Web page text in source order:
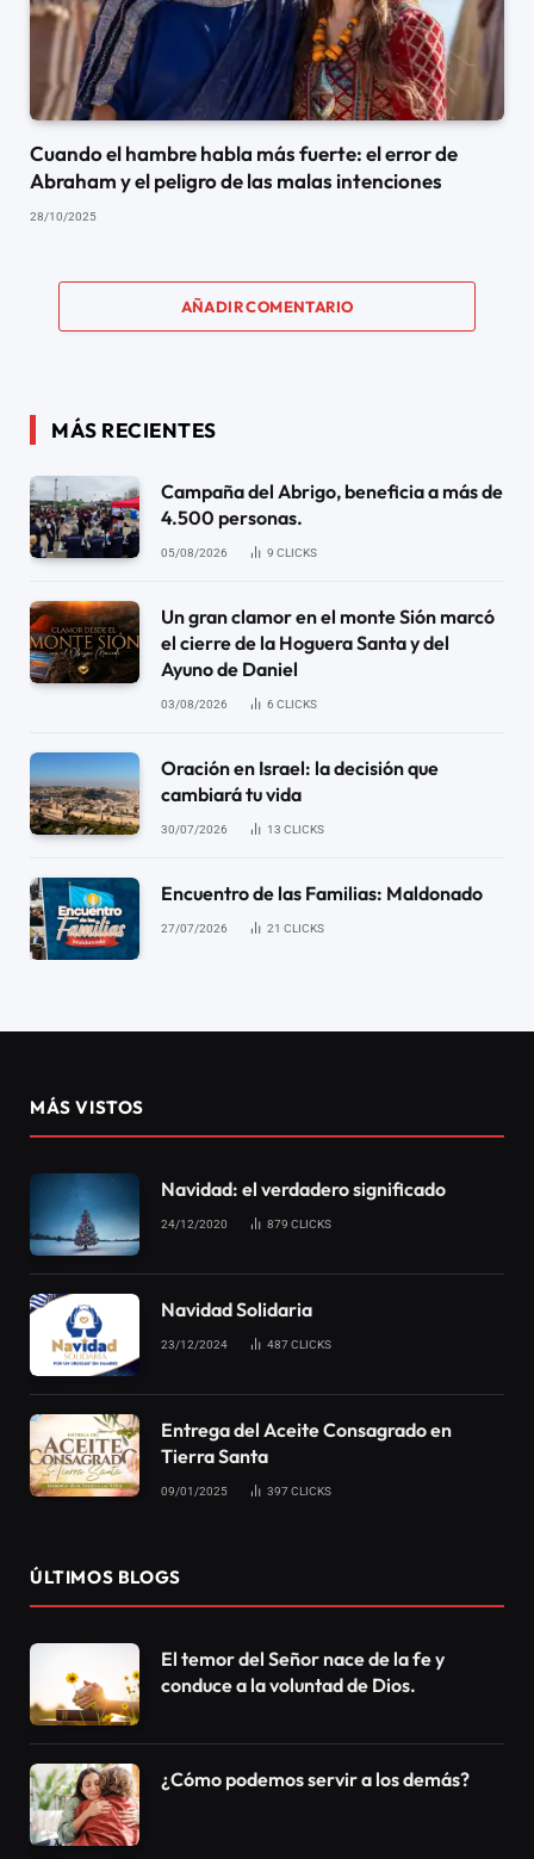
Cuando el hambre habla más fuerte: el error de
Abraham y el peligro de las malas intenciones
28/10/2025
AÑADIR COMENTARIO
MÁS RECIENTES
Campaña del Abrigo, beneficia a más de
4.500 personas.
05/08/2026 9 CLICKS
Un gran clamor en el monte Sión marcó
el cierre de la Hoguera Santa y del
Ayuno de Daniel
03/08/2026 6 CLICKS
Oración en Israel: la decisión que
cambiará tu vida
30/07/2026 13 CLICKS
Encuentro de las Familias: Maldonado
27/07/2026 21 CLICKS
MÁS VISTOS
Navidad: el verdadero significado
24/12/2020 879 CLICKS
Navidad Solidaria
23/12/2024 487 CLICKS
Entrega del Aceite Consagrado en
Tierra Santa
09/01/2025 397 CLICKS
ÚLTIMOS BLOGS
El temor del Señor nace de la fe y
conduce a la voluntad de Dios.
¿Cómo podemos servir a los demás?